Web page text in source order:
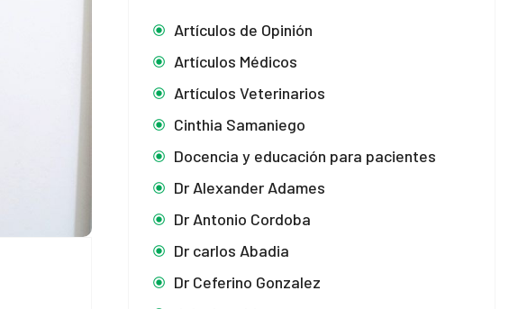
Artículos de Opinión
Artículos Médicos
Artículos Veterinarios
Cinthia Samaniego
Docencia y educación para pacientes
Dr Alexander Adames
Dr Antonio Cordoba
Dr carlos Abadia
Dr Ceferino Gonzalez